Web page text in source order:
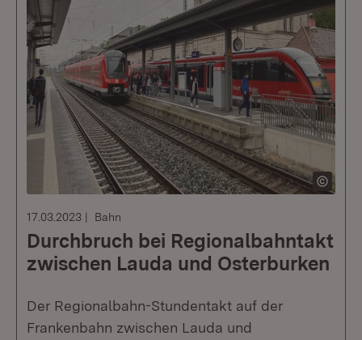
17.03.2023 Bahn
Durchbruch bei Regionalbahntakt
zwischen Lauda und Osterburken
Der Regionalbahn-Stundentakt auf der
Frankenbahn zwischen Lauda und